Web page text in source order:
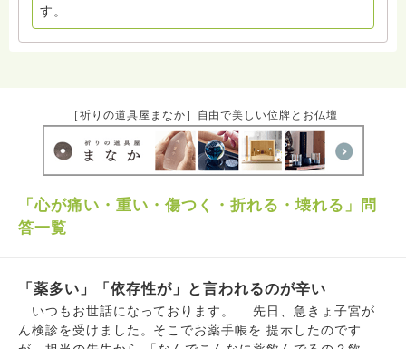
す。
［祈りの道具屋まなか］自由で美しい位牌とお仏壇
「心が痛い・重い・傷つく・折れる・壊れる」問
答一覧
「薬多い」「依存性が」と言われるのが辛い
いつもお世話になっております。 先日、急きょ子宮が
ん検診を受けました。そこでお薬手帳を 提示したのです